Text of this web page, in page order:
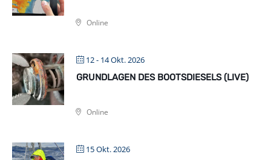
Online
12 - 14 Okt. 2026
GRUNDLAGEN DES BOOTSDIESELS (LIVE)
Online
15 Okt. 2026